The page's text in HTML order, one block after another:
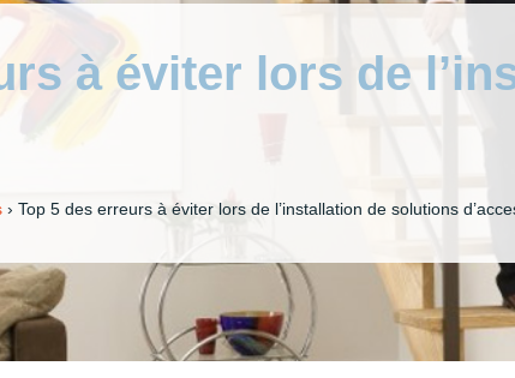
› Top 5 des erreurs à éviter lors de l’installation de solutions